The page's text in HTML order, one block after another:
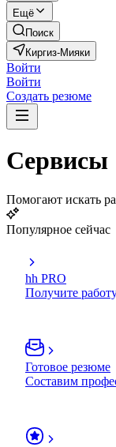
Ещё
Поиск
Киргиз-Мияки
Войти
Войти
Создать резюме
Сервисы
Помогают искать
Популярное сейчас
hh PRO
Получите
Готовое резюме
Составим